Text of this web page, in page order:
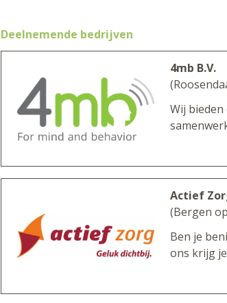
Deelnemende bedrijven
4mb B.V.
Wij
Actief
(Bergen
Ben je
ons krijg